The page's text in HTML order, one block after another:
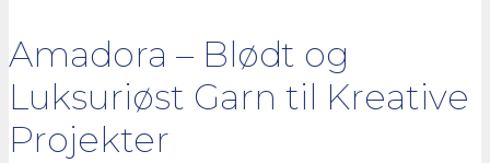
Amadora – Blødt og
Luksuriøst Garn til Kreative
Projekter